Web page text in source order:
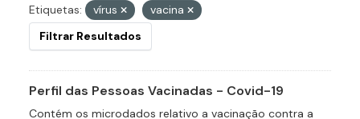
Etiquetas: vírus
vacina
Filtrar Resultados
Perfil das Pessoas Vacinadas - Covid-19
Contém os microdados relativo a vacinação contra a